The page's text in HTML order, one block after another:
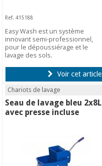
Ref. 415188
Easy Wash est un système
innovant semi-professionnel,
pour le dépoussiérage et le
lavage des sols.
Voir cet article
Chariots de lavage
Seau de lavage bleu 2x8L
avec presse incluse